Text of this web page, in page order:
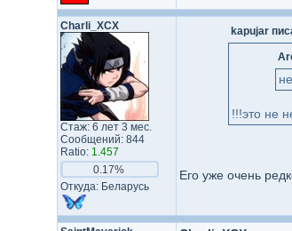
Charli_XCX
Стаж: 6 лет 3 мес.
Сообщений: 844
Ratio: 1.457
0.17%
Откуда: Беларусь
kapujar
!!!это не
Его уже очень